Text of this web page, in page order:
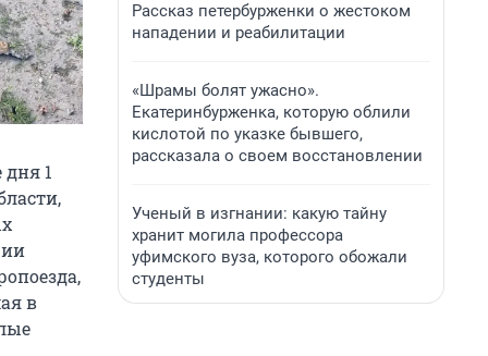
1
в
Рассказ петербурженки о жестоком
нападении и реабилитации
«Шрамы болят ужасно».
Екатеринбурженка, которую облили
кислотой по указке бывшего,
рассказала о своем восстановлении
Ученый в изгнании: какую тайну
хранит могила профессора
уфимского вуза, которого обожали
студенты